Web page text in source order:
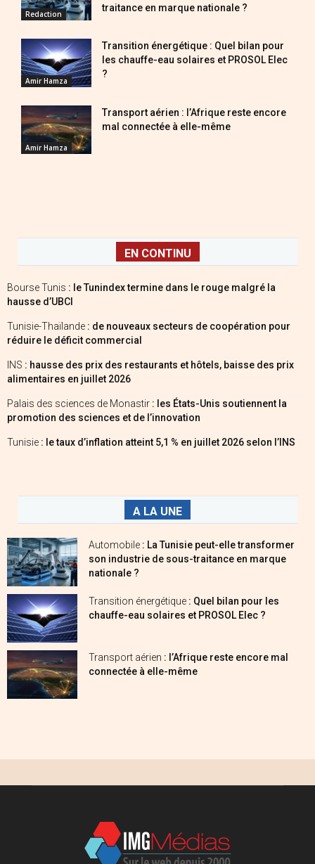
Redaction
traitance en marque nationale ?
Amir Hamza
Transition énergétique : Quel bilan pour
les chauffe-eau solaires et PROSOL Elec
?
Amir Hamza
Transport aérien : l’Afrique reste encore
mal connectée à elle-même
EN CONTINU
Bourse Tunis : le Tunindex termine dans le rouge malgré la
hausse d’UBCI
Tunisie-Thaïlande : de nouveaux secteurs de coopération pour
réduire le déficit commercial
INS : hausse des prix des restaurants et hôtels, baisse des prix
alimentaires en juillet 2026
Palais des sciences de Monastir : les États-Unis soutiennent la
promotion des sciences et de l’innovation
Tunisie : le taux d’inflation atteint 5,1 % en juillet 2026 selon l’INS
A LA UNE
Automobile : La Tunisie peut-elle transformer
son industrie de sous-traitance en marque
nationale ?
Transition énergétique : Quel bilan pour les
chauffe-eau solaires et PROSOL Elec ?
Transport aérien : l’Afrique reste encore mal
connectée à elle-même